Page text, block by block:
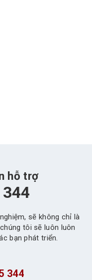
hỗ trợ
sẽ không chỉ là
tôi sẽ luôn luôn
bạn phát triển.
344